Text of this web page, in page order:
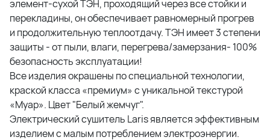
элемент-сухой ТЭН, проходящий через все стойки и
перекладины, он обеспечивает равномерный прогрев
и продолжительную теплоотдачу. ТЭН имеет 3 степени
защиты - от пыли, влаги, перегрева/замерзания- 100%
безопасность эксплуатации!
Все изделия окрашены по специальной технологии,
краской класса «премиум» с уникальной текстурой
«Муар». Цвет "Белый жемчуг".
Электрический сушитель Laris является эффективным
изделием с малым потреблением электроэнергии.